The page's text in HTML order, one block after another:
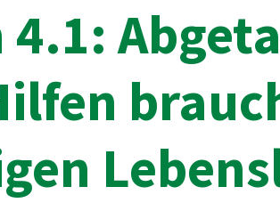
4.1: